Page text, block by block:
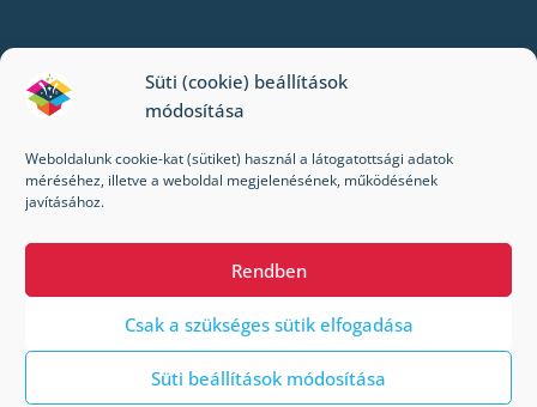
Süti (cookie) beállítások
módosítása
Weboldalunk cookie-kat (sütiket) használ a látogatottsági adatok
méréséhez, illetve a weboldal megjelenésének, működésének
javításához.
Rendben
Csak a szükséges sütik elfogadása
Süti beállítások módosítása
RÓLUNK
Kik vagyunk mi?